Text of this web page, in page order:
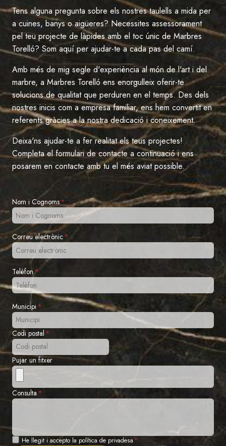
Tens alguna pregunta sobre els nostres taulells a mida per
a cuines, banys o aigüeres? Necessites assessorament
pel teu projecte de làpides amb el toc únic de Marbres
Torelló? Som aquí per ajudar-te a cada pas del camí.
Amb més de mig segle d'experiència al món de l'art i del
marbre, a Marbres Torelló ens enorgulleix oferir-te
solucions de qualitat que perduren en el temps. Des dels
nostres inicis com a empresa familiar, ens hem convertit en
referents gràcies a la nostra dedicació i coneixement.
Deixa'ns ajudar-te a fer realitat els teus projectes!
Completa el formulari de contacte a continuació i ens
posarem en contacte amb tu el més aviat possible.
Nom i Cognoms*
Correu electrònic*
Telèfon*
Municipi *
Codi postal *
Pujar un fitxer
Consulta *
Privadesa
He llegit i accepto la política de privadesa *